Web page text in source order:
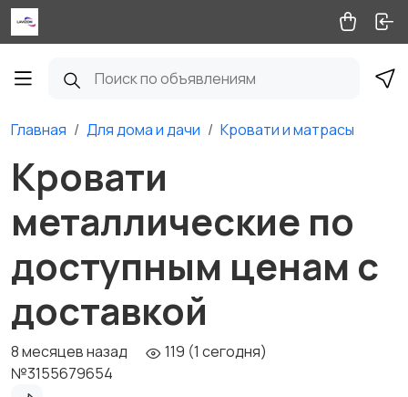
Главная Для дома и дачи Кровати и матрасы
Кровати
металлические по
доступным ценам с
доставкой
8 месяцев назад
119 (1 сегодня)
№3155679654